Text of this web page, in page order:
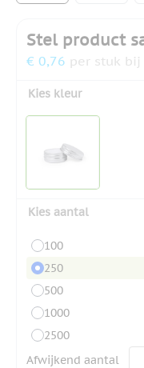
Stel product
€ 0,76 per stuk bij
Kies kleur
Kies aantal
100
250
500
1000
2500
Afwijkend aantal